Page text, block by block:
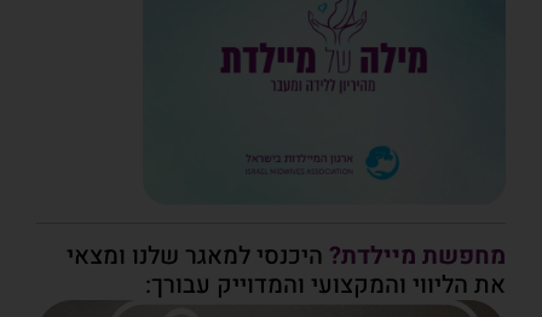
מחפשת מיילדת? היכנסי למאגר שלנו ומצאי
את הליווי והמקצועי והמדוייק עבורך: